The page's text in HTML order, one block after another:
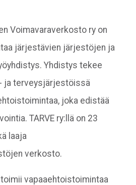
Voimavaraverkosto ry on
järjestävien järjestöjen ja
Yhdistys tekee
ja terveysjärjestöissä
joka edistää
TARVE ry:llä on 23
laaja
verkosto.
toimii vapaaehtoistoimintaa